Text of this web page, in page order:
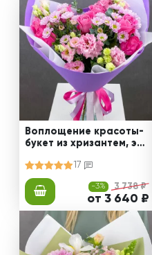
Воплощение красоты-
букет из хризантем, эус
17
-3% 3 738 ₽
от 3 640 ₽